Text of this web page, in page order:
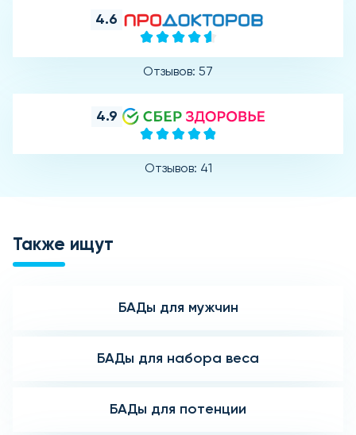
4.6
Отзывов: 57
4.9
Отзывов: 41
Также ищут
БАДы для мужчин
БАДы для набора веса
БАДы для потенции